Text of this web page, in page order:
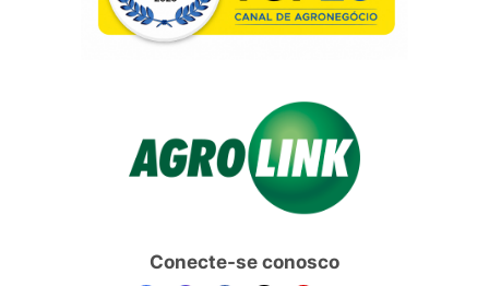
Conecte-se conosco